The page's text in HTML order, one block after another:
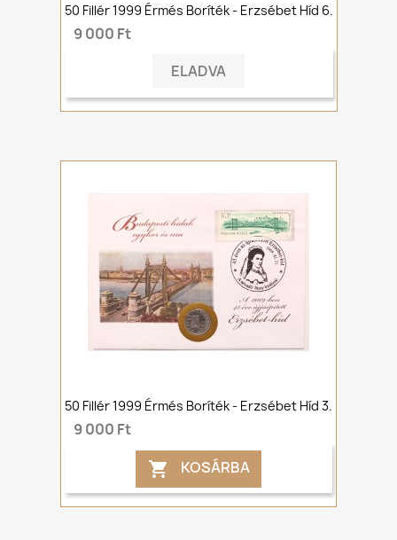
50 Fillér 1999 Érmés Boríték - Erzsébet Híd 6.
9 000 Ft
ELADVA
50 Fillér 1999 Érmés Boríték - Erzsébet Híd 3.
9 000 Ft
 KOSÁRBA